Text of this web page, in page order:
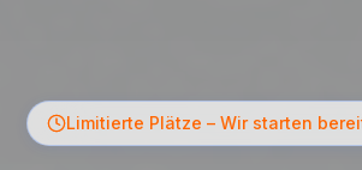
Limitierte Plätze – Wir starten